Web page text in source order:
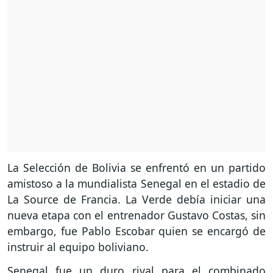
La Selección de Bolivia se enfrentó en un partido
amistoso a la mundialista Senegal en el estadio de
La Source de Francia. La Verde debía iniciar una
nueva etapa con el entrenador Gustavo Costas, sin
embargo, fue Pablo Escobar quien se encargó de
instruir al equipo boliviano.